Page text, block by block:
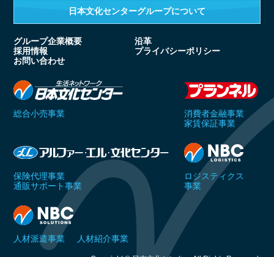
日本文化センターグループについて
グループ企業概要
沿革
採用情報
プライバシーポリシー
お問い合わせ
総合小売事業
消費者金融事業
家賃保証事業
保険代理事業
通販サポート事業
ロジスティクス
事業
人材派遣事業 人材紹介事業